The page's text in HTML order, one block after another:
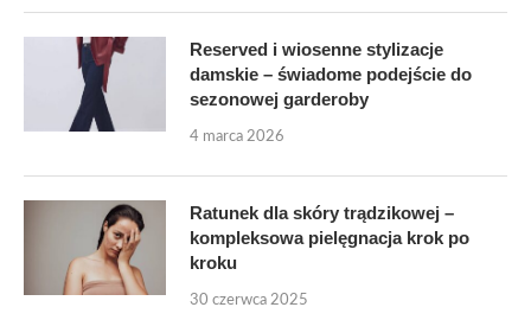
Reserved i wiosenne stylizacje
damskie – świadome podejście do
sezonowej garderoby
4 marca 2026
Ratunek dla skóry trądzikowej –
kompleksowa pielęgnacja krok po
kroku
30 czerwca 2025